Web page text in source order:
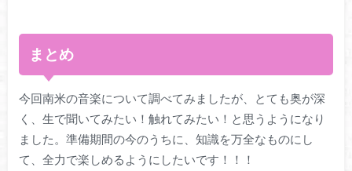
まとめ
今回南米の音楽について調べてみましたが、とても奥が深
く、生で聞いてみたい！触れてみたい！と思うようになり
ました。準備期間の今のうちに、知識を万全なものにし
て、全力で楽しめるようにしたいです！！！